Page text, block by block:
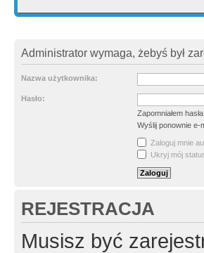
Administrator wymaga, żebyś był
Nazwa użytkownika:
Hasło:
Zapomniałem hasła
Wyślij ponownie e-
Zaloguj mnie
Ukryj mój
REJESTRACJA
Musisz być